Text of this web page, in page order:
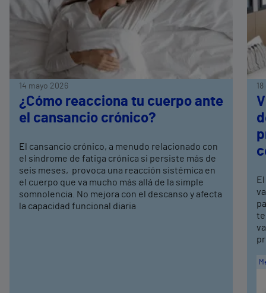
14 mayo 2026
¿Cómo reacciona tu cuerpo ante
el cansancio crónico?
El cansancio crónico, a menudo relacionado con
el síndrome de fatiga crónica si persiste más de
seis meses, provoca una reacción sistémica en
el cuerpo que va mucho más allá de la simple
somnolencia. No mejora con el descanso y afecta
la capacidad funcional diaria